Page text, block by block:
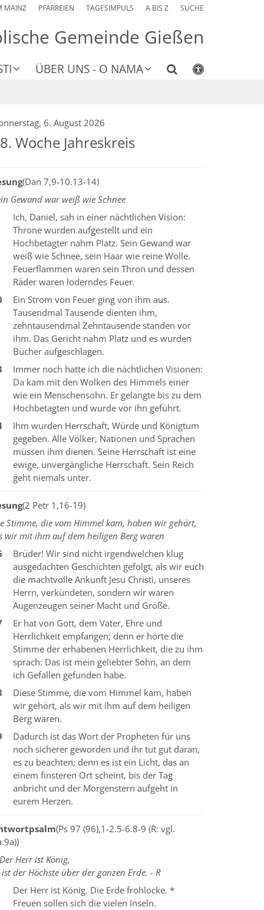
MAINZ PFARREIEN TAGESIMPULS A BIS Z SUCHE
Gemeinde Gießen
ÜBER UNS - O NAMA
6. August 2026
Woche Jahreskreis
(Dan 7,9-10.13-14)
Gewand war weiß wie Schnee
Ich, Daniel, sah in einer nächtlichen Vision:
Throne wurden aufgestellt und ein
Hochbetagter nahm Platz. Sein Gewand war
weiß wie Schnee, sein Haar wie reine Wolle.
Feuerflammen waren sein Thron und dessen
Räder waren loderndes Feuer.
Ein Strom von Feuer ging von ihm aus.
Tausendmal Tausende dienten ihm,
zehntausendmal Zehntausende standen vor
ihm. Das Gericht nahm Platz und es wurden
Bücher aufgeschlagen.
Immer noch hatte ich die nächtlichen Visionen:
Da kam mit den Wolken des Himmels einer
wie ein Menschensohn. Er gelangte bis zu dem
Hochbetagten und wurde vor ihn geführt.
Ihm wurden Herrschaft, Würde und Königtum
gegeben. Alle Völker, Nationen und Sprachen
müssen ihm dienen. Seine Herrschaft ist eine
ewige, unvergängliche Herrschaft. Sein Reich
geht niemals unter.
(2 Petr 1,16-19)
Stimme, die vom Himmel kam, haben wir gehört,
wir mit ihm auf dem heiligen Berg waren
Brüder! Wir sind nicht irgendwelchen klug
ausgedachten Geschichten gefolgt, als wir euch
die machtvolle Ankunft Jesu Christi, unseres
Herrn, verkündeten, sondern wir waren
Augenzeugen seiner Macht und Größe.
Er hat von Gott, dem Vater, Ehre und
Herrlichkeit empfangen; denn er hörte die
Stimme der erhabenen Herrlichkeit, die zu ihm
sprach: Das ist mein geliebter Sohn, an dem
ich Gefallen gefunden habe.
Diese Stimme, die vom Himmel kam, haben
wir gehört, als wir mit ihm auf dem heiligen
Berg waren.
Dadurch ist das Wort der Propheten für uns
noch sicherer geworden und ihr tut gut daran,
es zu beachten; denn es ist ein Licht, das an
einem finsteren Ort scheint, bis der Tag
anbricht und der Morgenstern aufgeht in
eurem Herzen.
(Ps 97 (96),1-2.5-6.8-9 (R: vgl.
Herr ist König,
der Höchste über der ganzen Erde. - R
Der Herr ist König. Die Erde frohlocke. *
Freuen sollen sich die vielen Inseln.